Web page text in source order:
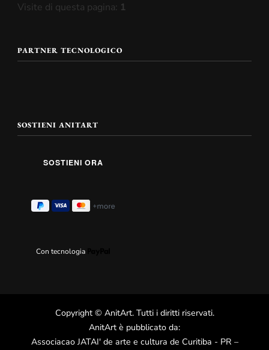
Visite di questa pagina: 1
PARTNER TECNOLOGICO
SOSTIENI ANITART
Con tecnologia
Copyright© AnitArt. Tutti i diritti riservati.
AnitArt è pubblicato da:
Associacao JATAI' de arte e cultura de Curitiba - PR –